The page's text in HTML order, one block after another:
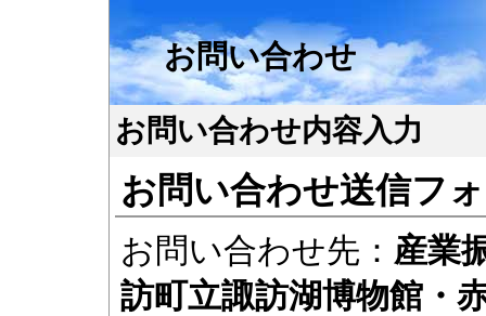
お問い合わせ
お問い合わせ内容入力
お問い合わせ送信フ
お問い合わせ先： 産業
訪町立諏訪湖博物館・